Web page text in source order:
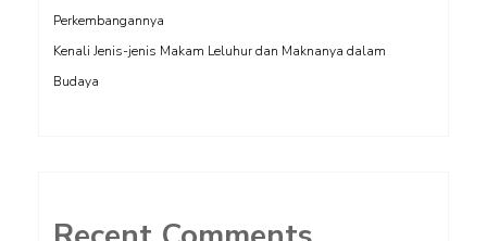
Perkembangannya
Kenali Jenis-jenis Makam Leluhur dan Maknanya dalam
Budaya